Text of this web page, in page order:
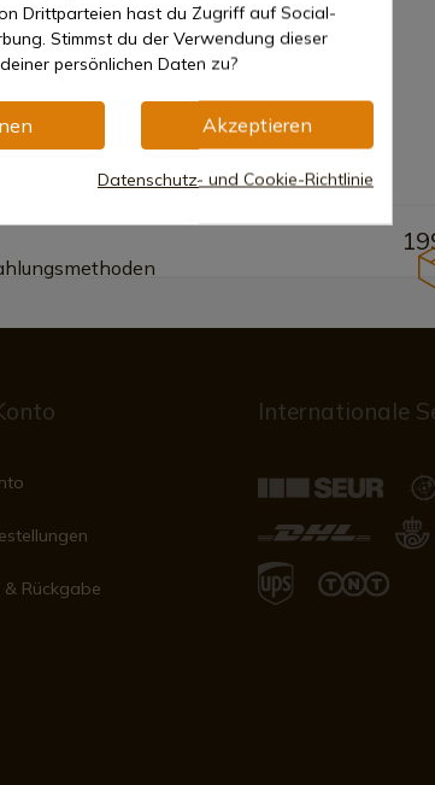
Rückgabe
Internationale
Drittparteien hast du Zugriff auf Social-
Stimmst du der Verwendung dieser
persönlichen Daten zu?
Akzeptieren
Datenschutz- und Cookie-Richtlinie